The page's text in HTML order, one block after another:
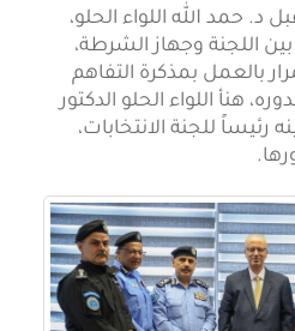
حمد الله اللواء الحلو،
اللجنة وجهاز الشرطة،
بالعمل بمذكرة التفاهم
هنأ اللواء الحلو الدكتور
رئيساً للجنة الانتخابات،